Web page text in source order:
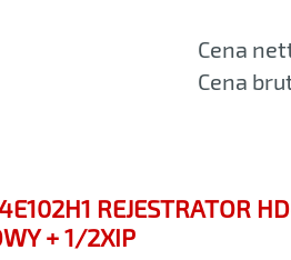
Cena
Cena
REJESTRATOR
+ 1/2XIP